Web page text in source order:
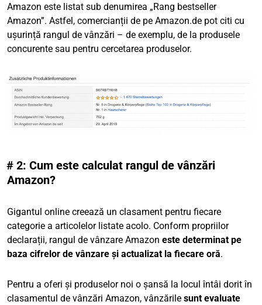
Amazon este listat sub denumirea „Rang bestseller
Amazon”. Astfel, comercianții de pe Amazon.de pot citi cu
ușurință rangul de vânzări – de exemplu, de la produsele
concurente sau pentru cercetarea produselor.
# 2: Cum este calculat rangul de vânzări
Amazon?
Gigantul online creează un clasament pentru fiecare
categorie a articolelor listate acolo. Conform propriilor
declarații, rangul de vânzare Amazon este determinat pe
baza cifrelor de vânzare și actualizat la fiecare oră.
Pentru a oferi și produselor noi o șansă la locul întâi dorit în
clasamentul de vânzări Amazon, vânzările sunt evaluate